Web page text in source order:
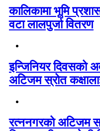
कालिकामा भूमि
वटा लालपुर्जा वितरण
इन्जिनियर दिवसको
अटिजम स्रोत
रत्ननगरको अटिजम